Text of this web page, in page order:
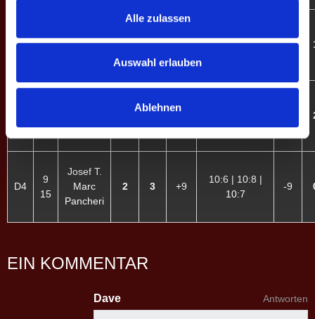
Alle zulassen
Auswahl erlauben
Ablehnen
D2
10
W.
2 3 +8
10:7 | 10:5 |
-8
F.
3 +5
10:3
D4
9
15
Josef T.
Marc
Pancheri
2 3 +9
10:6 | 10:8 |
10:7
-9
EIN KOMMENTAR
Dave Antworten